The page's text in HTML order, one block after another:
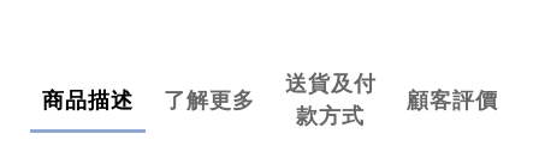
商品描述 了解更多
送貨及付
款方式
顧客評價